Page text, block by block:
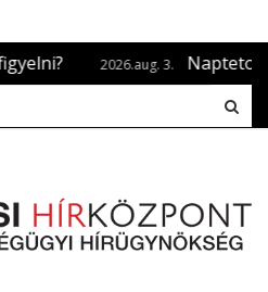
2026.aug. 3. Naptetoválás?